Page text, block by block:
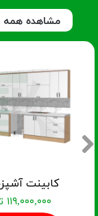
مشاهده همه
۱۱۹,۰۰۰,۰۰۰ تومان